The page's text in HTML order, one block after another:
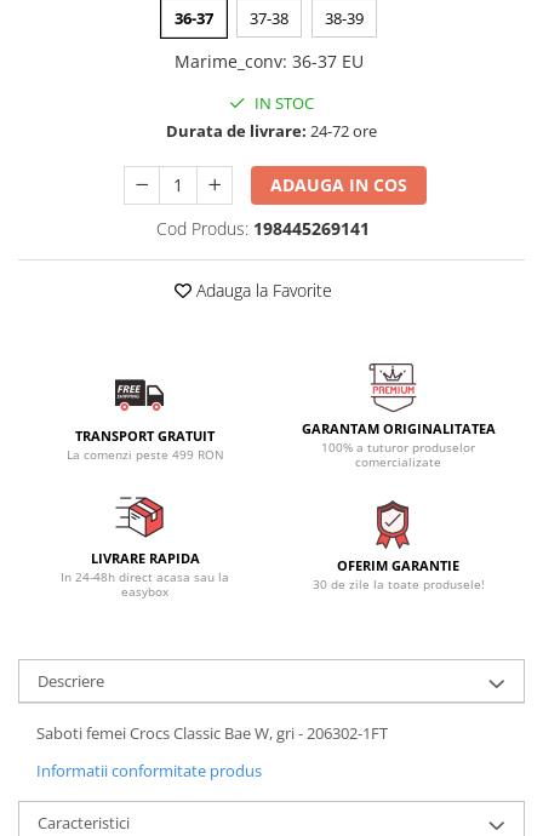
36-37 37-38 38-39
Marime_conv: 36-37 EU
IN STOC
Durata de livrare: 24-72 ore
ADAUGA IN COS
Cod Produs: 198445269141
Adauga la Favorite
TRANSPORT GRATUIT
La comenzi peste 499 RON
GARANTAM ORIGINALITATEA
100% a tuturor produselor
comercializate
LIVRARE RAPIDA
In 24-48h direct acasa sau la
easybox
OFERIM GARANTIE
30 de zile la toate produsele!
Descriere
Saboti femei Crocs Classic Bae W, gri - 206302-1FT
Informatii conformitate produs
Caracteristici